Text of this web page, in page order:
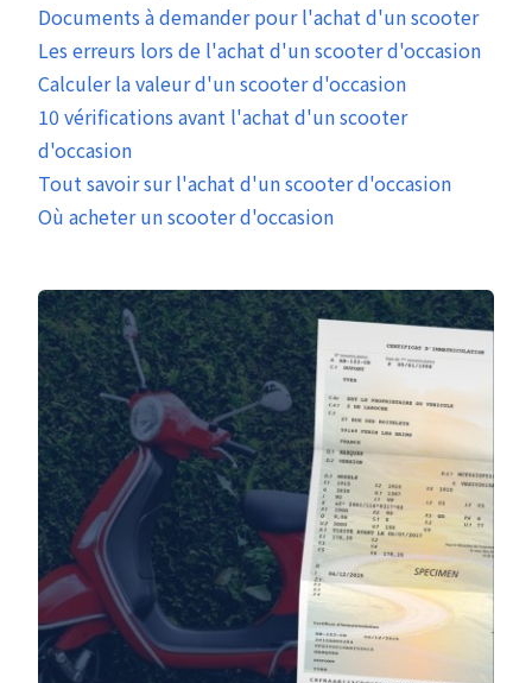
Documents à demander pour l'achat d'un scooter
Les erreurs lors de l'achat d'un scooter d'occasion
Calculer la valeur d'un scooter d'occasion
10 vérifications avant l'achat d'un scooter
d'occasion
Tout savoir sur l'achat d'un scooter d'occasion
Où acheter un scooter d'occasion